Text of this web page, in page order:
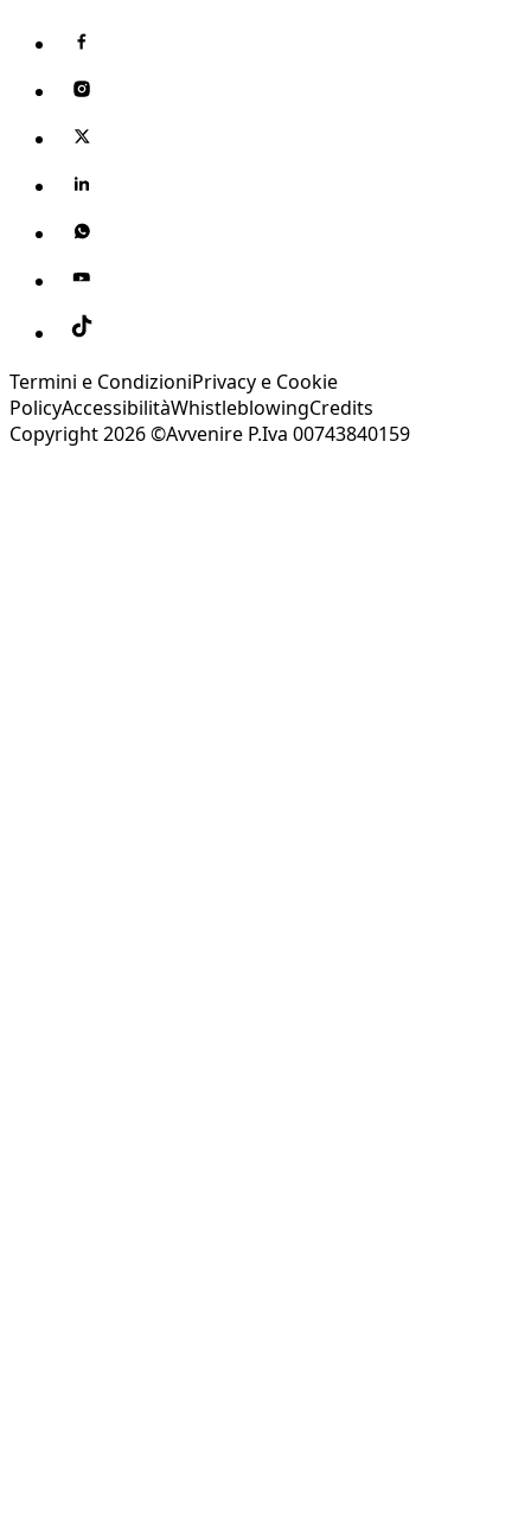
Termini e CondizioniPrivacy e Cookie
PolicyAccessibilitàWhistleblowingCredits
Copyright 2026 ©Avvenire P.Iva 00743840159